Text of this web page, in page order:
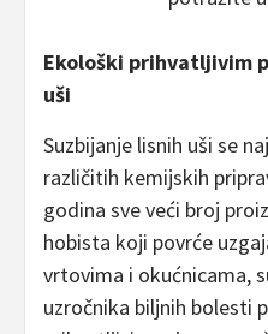
Ekološki prihvatljivim
uši
Suzbijanje lisnih uši se
različitih kemijskih
godina sve veći broj
hobista koji povrće
vrtovima i okućnicama,
uzročnika biljnih bolesti